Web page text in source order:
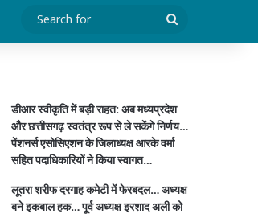
for
डीआर स्वीकृति में बड़ी राहत: अब मध्यप्रदेश
और छत्तीसगढ़ स्वतंत्र रूप से ले सकेंगे निर्णय…
पेंशनर्स एसोसिएशन के जिलाध्यक्ष आरके वर्मा
सहित पदाधिकारियों ने किया स्वागत…
लूतरा शरीफ दरगाह कमेटी में फेरबदल… अध्यक्ष
बने इकबाल हक… पूर्व अध्यक्ष इरशाद अली को